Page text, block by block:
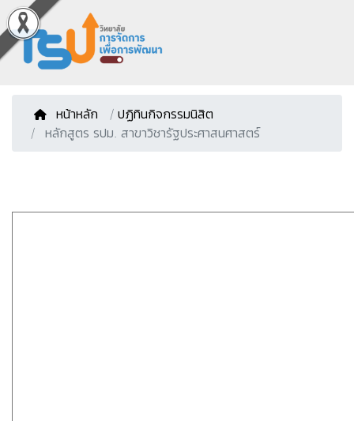
หน้าหลัก / ปฏิทินกิจกรรมนิสิต
หลักสูตร รปม. สาขาวิชารัฐประศาสนศาสตร์